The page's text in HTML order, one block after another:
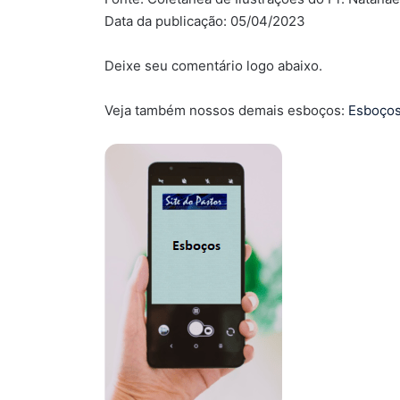
Data da publicação: 05/04/2023
Deixe seu comentário logo abaixo.
Veja também nossos demais esboços: